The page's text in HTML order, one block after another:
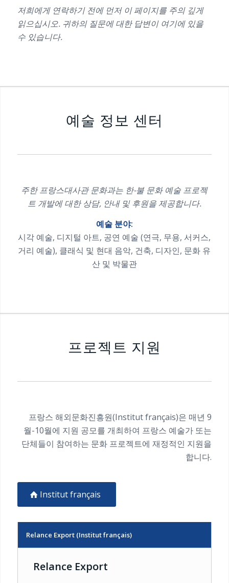
저희에게 연락하기 전에 먼저 이 페이지를 주의 깊게
읽으십시오. 귀하의 질문에 대한 답변이 여기에 있을
수 있습니다.
예술 정보 센터
주한 프랑스대사관 문화과는 한-불 문화 예술 프로젝
트 개발에 대한 상담, 안내 및 후원을 제공합니다.
예술 분야:
시각 예술, 디지털 아트, 공연 예술 (연극, 무용, 서커스,
거리 예술), 클래식 및 현대 음악, 건축, 디자인, 문화 유
산 및 박물관
프로젝트 지원
프랑스 해외문화진흥원(Institut français)은 매년 9
월-10월에 지원 공모를 개최하여 프랑스 예술가 또는
단체들이 참여하는 문화 프로젝트에 재정적인 지원을
합니다.
Institut français
Relance Export (Institut français)
Relance Export